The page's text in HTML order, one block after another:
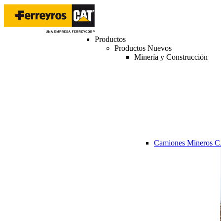
Productos
Productos Nuevos
Minería y Construcción
Camiones Mineros